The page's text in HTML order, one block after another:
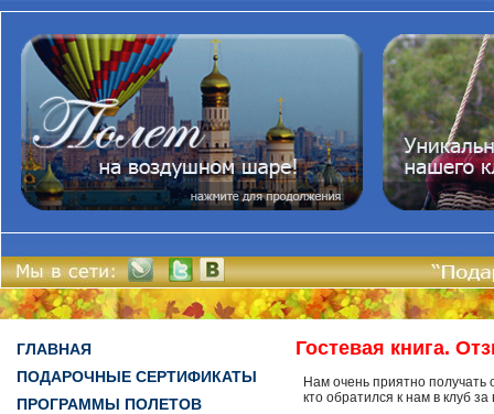
ГЛАВНАЯ
ПОДАРОЧНЫЕ СЕРТИФИКАТЫ
ПРОГРАММЫ ПОЛЕТОВ
Гостевая книга.
Нам очень приятно
кто обратился к нам в клуб